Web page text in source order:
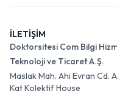
İLETİŞİM
Doktorsitesi Com Bilgi
Teknoloji ve Ticaret A.Ş.
Maslak Mah. Ahi Evran Cd.
Kat Kolektif House